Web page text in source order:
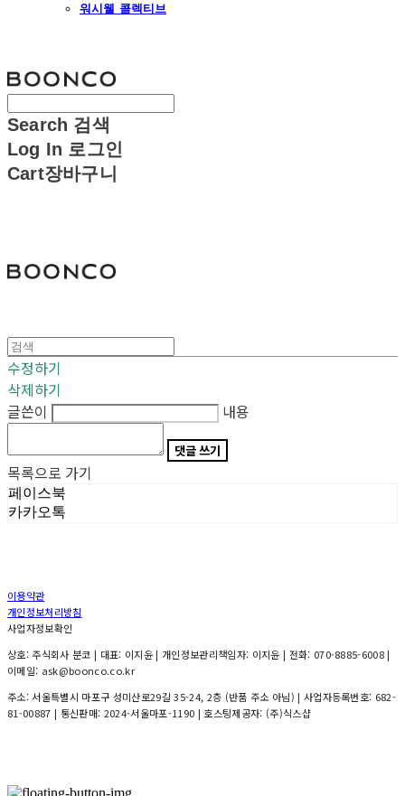
워시웰 콜렉티브
Search 검색
Log In 로그인
Cart장바구니
수정하기
삭제하기
글쓴이
내용
댓글 쓰기
목록으로 가기
페이스북
카카오톡
이용약관
개인정보처리방침
사업자정보확인
상호: 주식회사 분코 | 대표: 이지윤 | 개인정보관리책임자: 이지윤 | 전화: 070-8885-6008 |
이메일: ask@boonco.co.kr
주소: 서울특별시 마포구 성미산로29길 35-24, 2층 (반품 주소 아님) | 사업자등록번호: 682-
81-00887 | 통신판매: 2024-서울마포-1190 | 호스팅제공자: (주)식스샵